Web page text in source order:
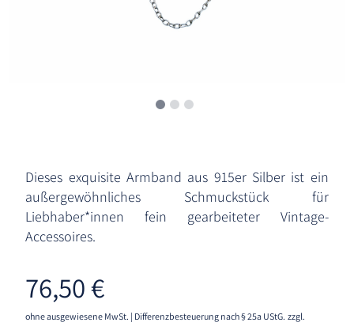
Dieses exquisite Armband aus 915er Silber ist ein
außergewöhnliches Schmuckstück für
Liebhaber*innen fein gearbeiteter Vintage-
Accessoires.
76,50€
ohne ausgewiesene MwSt. | Differenzbesteuerung nach § 25a UStG. zzgl.